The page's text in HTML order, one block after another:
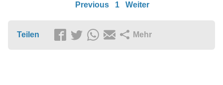
Previous 1 Weiter
Teilen Mehr